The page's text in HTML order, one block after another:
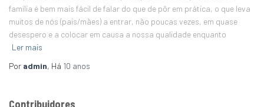
família é bem mais fácil de falar do que de pôr em prática, o que leva
muitos de nós (pais/mães) a entrar, não poucas vezes, em quase
desespero e a colocar em causa a nossa qualidade enquanto
Ler mais
Por admin, Há 10 anos
Contribuidores